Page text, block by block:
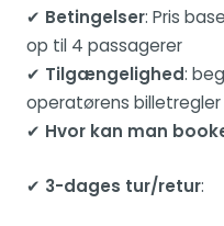
✔ Betingelser: Pris
op til 4 passagerer
✔ Tilgængelighed:
operatørens billetregler
✔ Hvor kan man
✔ 3-dages tur/retur: